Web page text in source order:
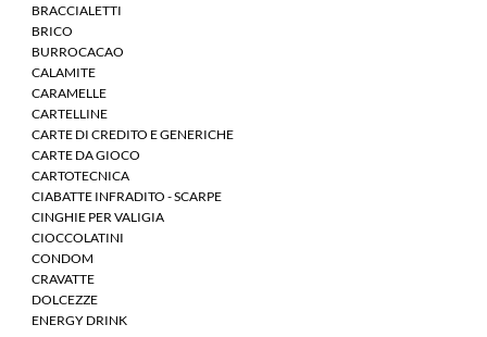
BRACCIALETTI
BRICO
BURROCACAO
CALAMITE
CARAMELLE
CARTELLINE
CARTE DI CREDITO E GENERICHE
CARTE DA GIOCO
CARTOTECNICA
CIABATTE INFRADITO - SCARPE
CINGHIE PER VALIGIA
CIOCCOLATINI
CONDOM
CRAVATTE
DOLCEZZE
ENERGY DRINK